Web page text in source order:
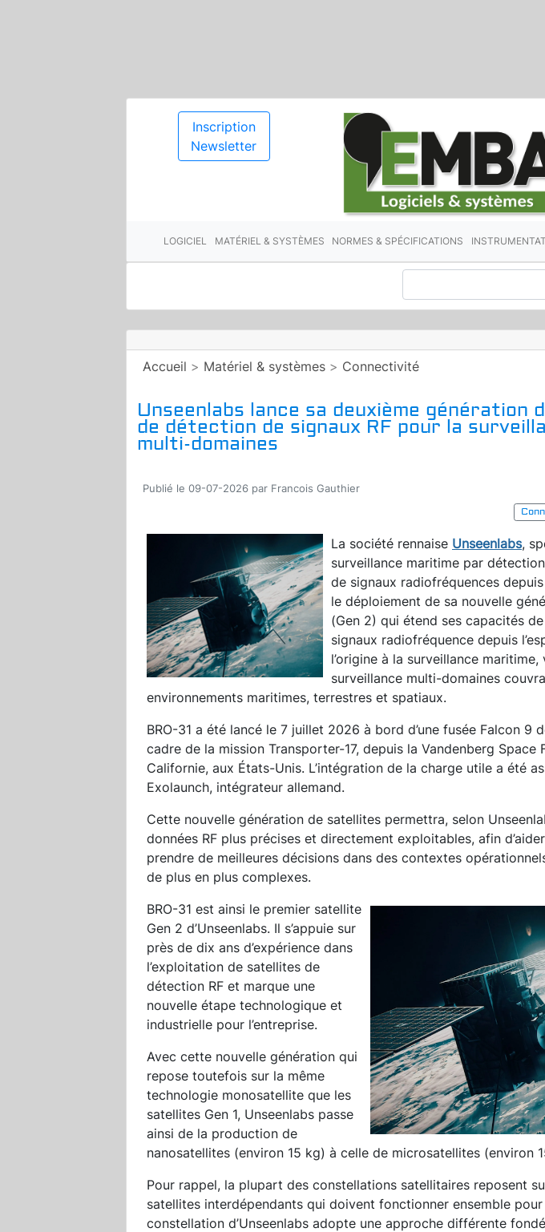
Inscription
Newsletter
LOGICIEL MATÉRIEL & SYSTÈMES NORMES & SPÉCIFICATIONS
Accueil > Matériel & systèmes > Connectivité
Unseenlabs lance sa deuxième génération
de détection de signaux RF pour la
multi-domaines
Publié le 09-07-2026 par Francois Gauthier
La société rennaise Unseenlabs,
surveillance maritime par
de signaux radiofréquences depuis
le déploiement de sa nouvelle
(Gen 2) qui étend ses capacités
signaux radiofréquence depuis
l’origine à la surveillance maritime,
surveillance multi-domaines
environnements maritimes, terrestres et spatiaux.
BRO-31 a été lancé le 7 juillet 2026 à bord d’une fusée Falcon 9
cadre de la mission Transporter-17, depuis la Vandenberg Space
Californie, aux États-Unis. L’intégration de la charge utile a été
Exolaunch, intégrateur allemand.
Cette nouvelle génération de satellites permettra, selon
données RF plus précises et directement exploitables, afin
prendre de meilleures décisions dans des contextes
de plus en plus complexes.
BRO-31 est ainsi le premier satellite
Gen 2 d’Unseenlabs. Il s’appuie sur
près de dix ans d’expérience dans
l’exploitation de satellites de
détection RF et marque une
nouvelle étape technologique et
industrielle pour l’entreprise.
Avec cette nouvelle génération qui
repose toutefois sur la même
technologie monosatellite que les
satellites Gen 1, Unseenlabs passe
ainsi de la production de
nanosatellites (environ 15 kg) à celle de microsatellites (environ
Pour rappel, la plupart des constellations satellitaires reposent
satellites interdépendants qui doivent fonctionner ensemble pour
constellation d’Unseenlabs adopte une approche différente